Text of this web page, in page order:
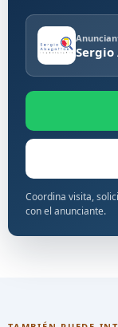
Coordina visita,
con el anunciante.